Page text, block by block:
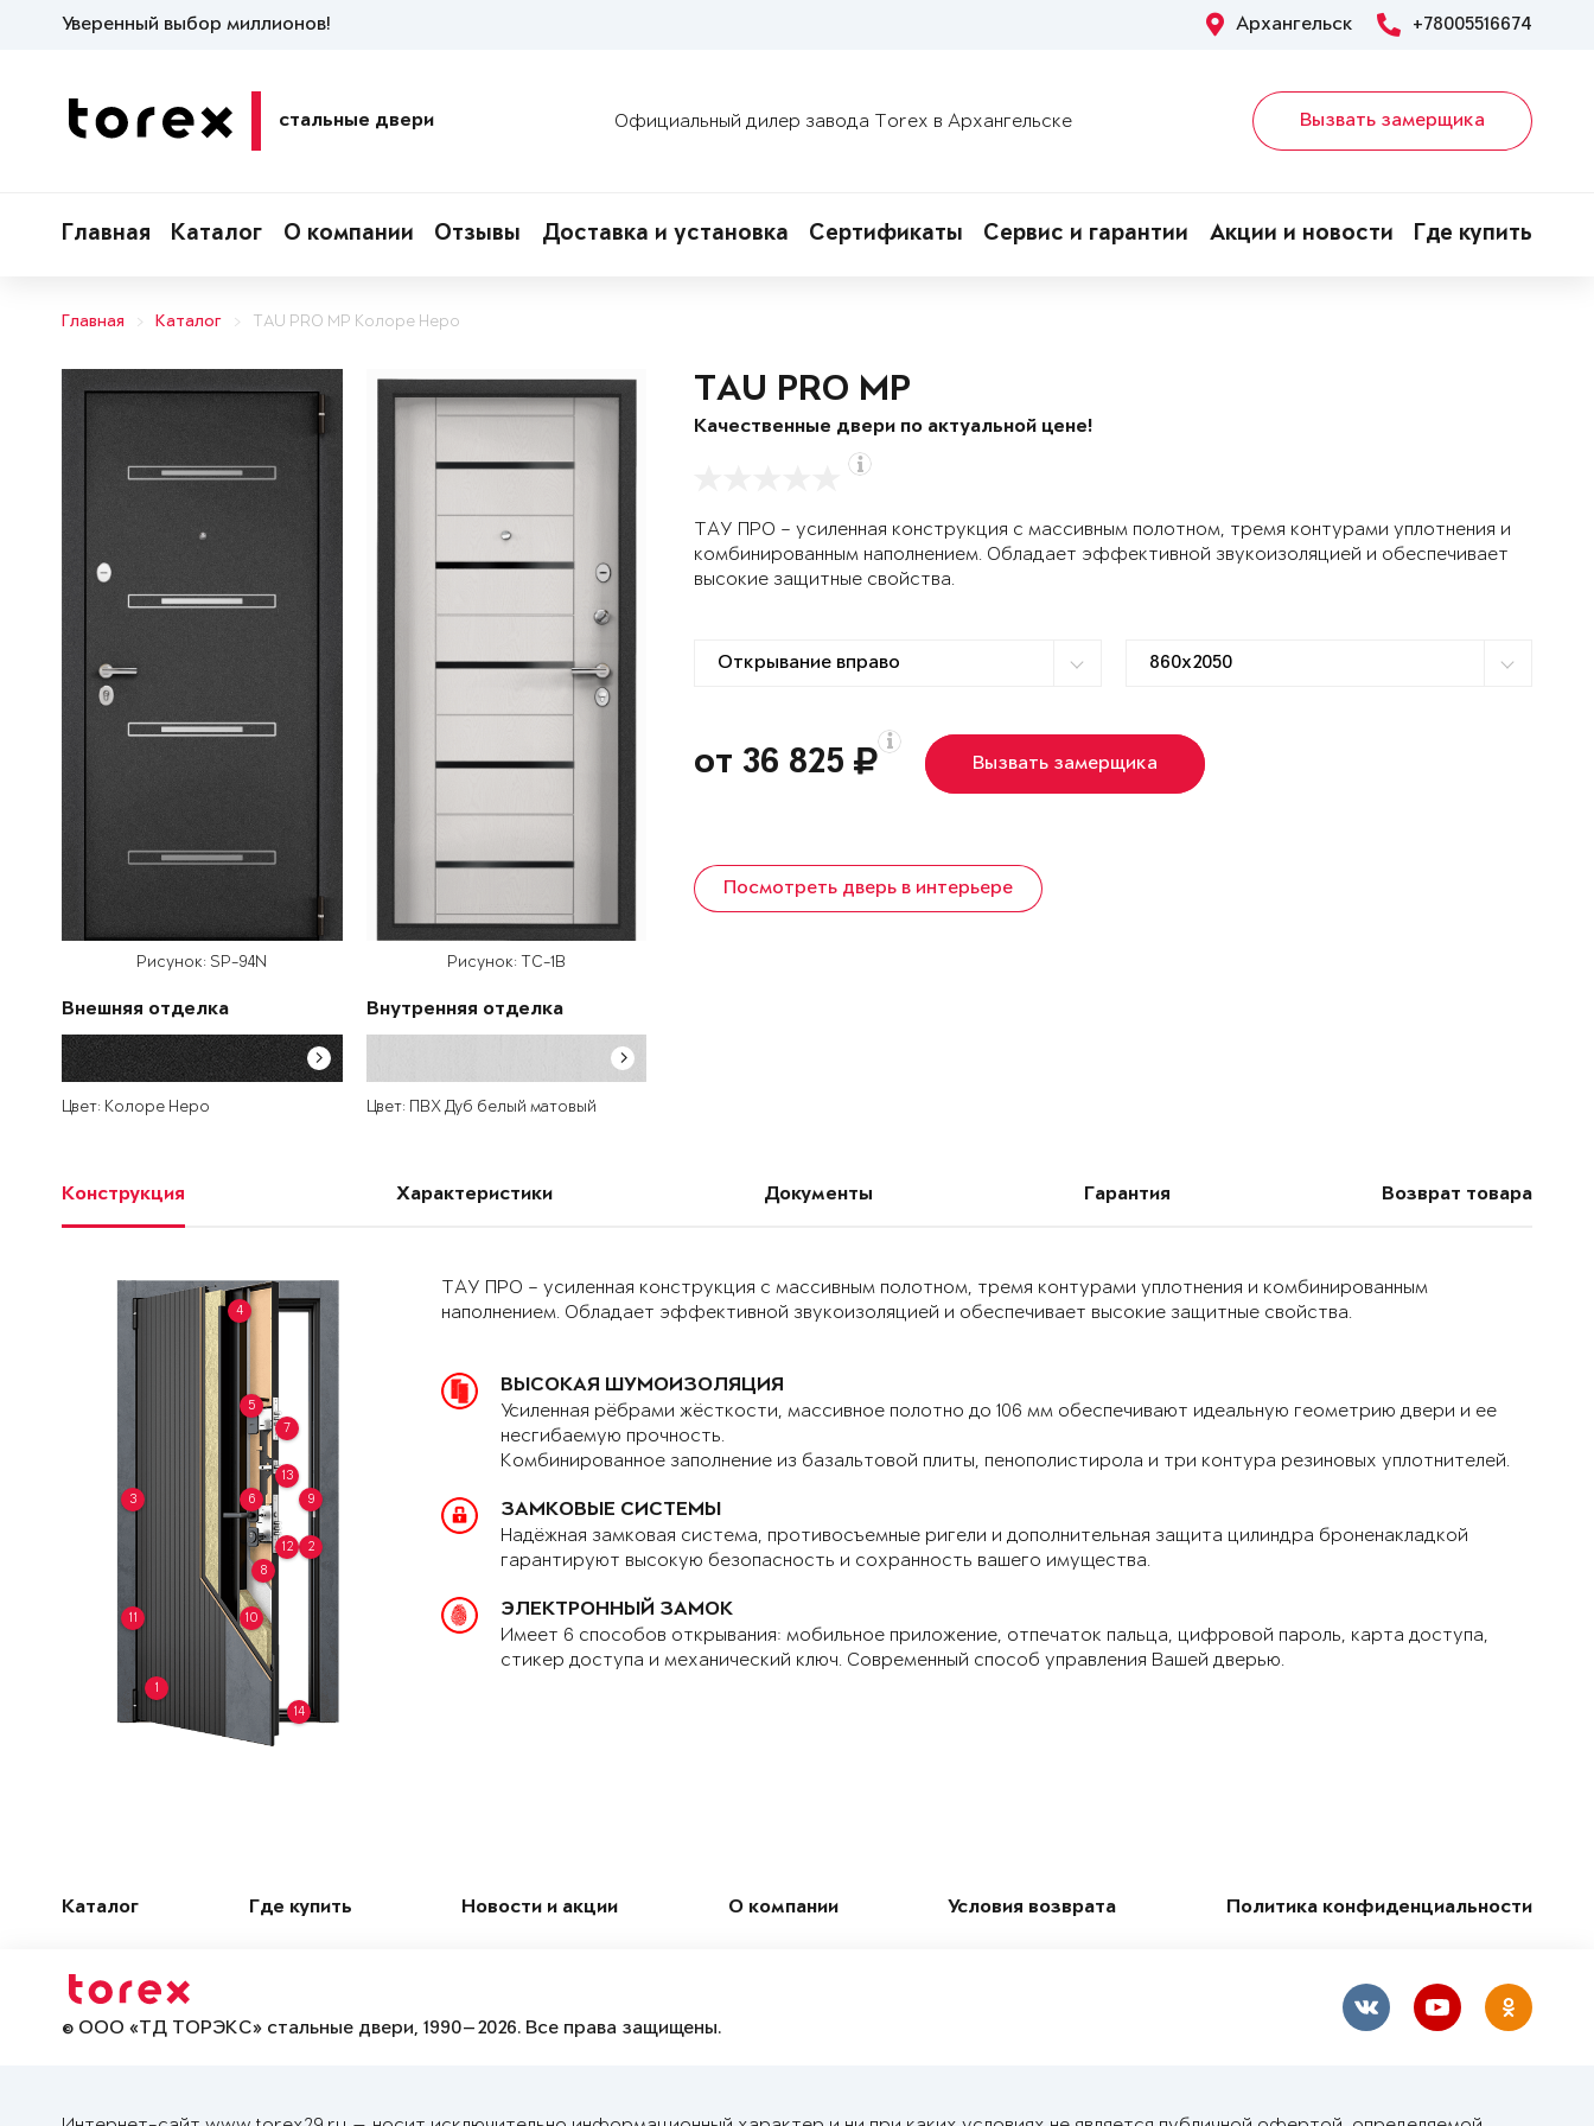
Уверенный выбор миллионов! Архангельск +78005516674
стальные двери Официальный дилер завода Torex в Архангельске Вызвать замерщика
Главная Каталог О компании Отзывы Доставка и установка Сертификаты Сервис и гарантии Акции и новости Где купить
Главная Каталог TAU PRO MP Колоре Неро
Рисунок: SP-94N
Внешняя отделка
Цвет: Колоре Неро
Рисунок: TC-1B
Внутренняя отделка
Цвет: ПВХ Дуб белый матовый
TAU PRO MP
Качественные двери по актуальной цене!
ТАУ ПРО – усиленная конструкция с массивным полотном, тремя контурами уплотнения и
комбинированным наполнением. Обладает эффективной звукоизоляцией и обеспечивает
высокие защитные свойства.
от 36 825 Вызвать замерщика
Посмотреть дверь в интерьере
Конструкция Характеристики Документы Гарантия Возврат товара
1
2
3
4
5
6
7
8
9
10
11
12
13
14
ТАУ ПРО – усиленная конструкция с массивным полотном, тремя контурами уплотнения и комбинированным
наполнением. Обладает эффективной звукоизоляцией и обеспечивает высокие защитные свойства.
ВЫСОКАЯ ШУМОИЗОЛЯЦИЯ
Усиленная рёбрами жёсткости, массивное полотно до 106 мм обеспечивают идеальную геометрию двери и ее
несгибаемую прочность.
Комбинированное заполнение из базальтовой плиты, пенополистирола и три контура резиновых уплотнителей.
ЗАМКОВЫЕ СИСТЕМЫ
Надёжная замковая система, противосъемные ригели и дополнительная защита цилиндра броненакладкой
гарантируют высокую безопасность и сохранность вашего имущества.
ЭЛЕКТРОННЫЙ ЗАМОК
Имеет 6 способов открывания: мобильное приложение, отпечаток пальца, цифровой пароль, карта доступа,
стикер доступа и механический ключ. Современный способ управления Вашей дверью.
Каталог Где купить Новости и акции О компании Условия возврата Политика конфиденциальности
© ООО «ТД ТОРЭКС» стальные двери, 1990—2026. Все права защищены.